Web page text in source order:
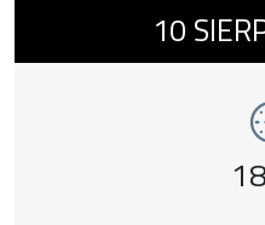
10